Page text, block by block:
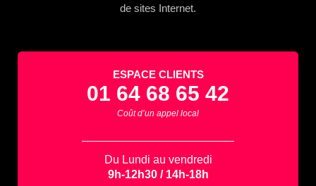
de sites Internet.
ESPACE CLIENTS
01 64 68 65 42
Coût d’un appel local
Du Lundi au vendredi
9h-12h30 / 14h-18h